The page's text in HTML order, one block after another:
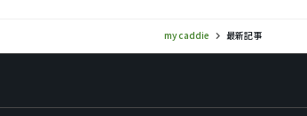
my caddie 最新記事